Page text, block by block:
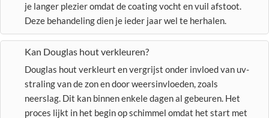
je langer plezier omdat de coating vocht en vuil afstoot.
Deze behandeling dien je ieder jaar wel te herhalen.
Kan Douglas hout verkleuren?
Douglas hout verkleurt en vergrijst onder invloed van uv-
straling van de zon en door weersinvloeden, zoals
neerslag. Dit kan binnen enkele dagen al gebeuren. Het
proces lijkt in het begin op schimmel omdat het start met